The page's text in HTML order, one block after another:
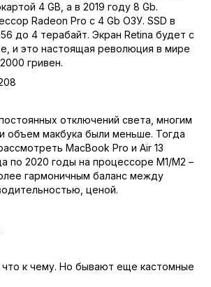
4 GB, а в 2019 году 8 Gb.
Radeon Pro с 4 Gb ОЗУ. SSD в
до 4 терабайт. Экран Retina будет с
и это настоящая революция в мире
гривен.
отключений света, многим
объем макбука были меньше. Тогда
MacBook Pro и Air 13
по 2020 годы на процессоре М1/M2 –
гармоничным баланс между
ценой.
что к чему. Но бывают еще кастомные